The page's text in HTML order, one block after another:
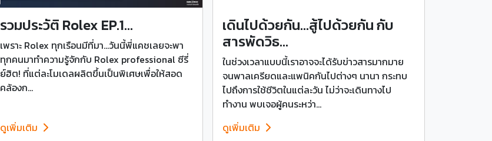
รวมประวัติ Rolex EP.1...
เพราะ Rolex ทุกเรือนมีที่มา...วันนี้พี่แคชเลยจะพา
ทุกคนมาทำความรู้จักกับ Rolex professional ซีรี่
ย์ฮิต! ที่แต่ละโมเดลผลิตขึ้นเป็นพิเศษเพื่อให้สอด
คล้องก...
ดูเพิ่มเติม
เดินไปด้วยกัน…สู้ไปด้วยกัน กับ
สารพัดวิธ...
ในช่วงเวลาแบบนี้เราอาจจะได้รับข่าวสารมากมาย
จนพาลเครียดและแพนิคกันไปต่างๆ นานา กระทบ
ไปถึงการใช้ชีวิตในแต่ละวัน ไม่ว่าจะเดินทางไป
ทำงาน พบเจอผู้คนระหว่า...
ดูเพิ่มเติม